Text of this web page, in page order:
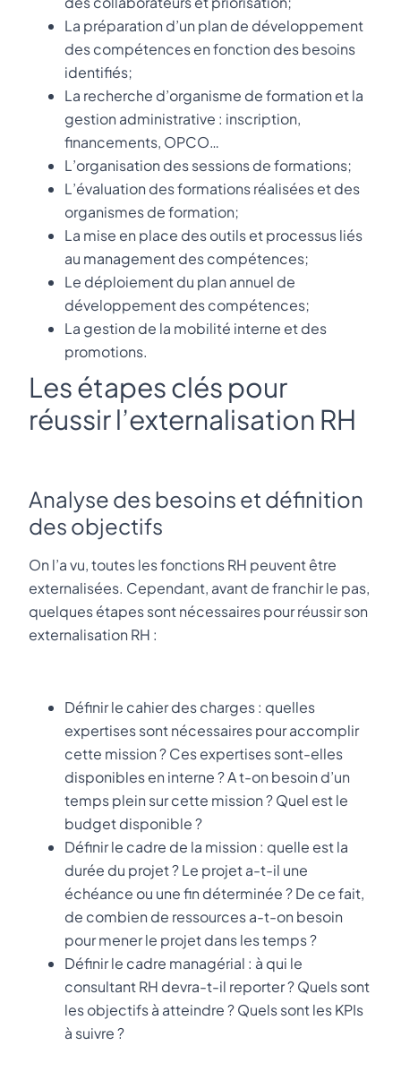
La préparation d’un plan de développement
des compétences en fonction des besoins
identifiés;
La recherche d’organisme de formation et la
gestion administrative : inscription,
financements, OPCO…
L’organisation des sessions de formations;
L’évaluation des formations réalisées et des
organismes de formation;
La mise en place des outils et processus liés
au management des compétences;
Le déploiement du plan annuel de
développement des compétences;
La gestion de la mobilité interne et des
promotions.
Les étapes clés pour
réussir l’externalisation RH
Analyse des besoins et définition
des objectifs
On l’a vu, toutes les fonctions RH peuvent être
externalisées. Cependant, avant de franchir le pas,
quelques étapes sont nécessaires pour réussir son
externalisation RH :
Définir le cahier des charges : quelles
expertises sont nécessaires pour accomplir
cette mission ? Ces expertises sont-elles
disponibles en interne ? A t-on besoin d’un
temps plein sur cette mission ? Quel est le
budget disponible ?
Définir le cadre de la mission : quelle est la
durée du projet ? Le projet a-t-il une
échéance ou une fin déterminée ? De ce fait,
de combien de ressources a-t-on besoin
pour mener le projet dans les temps ?
Définir le cadre managérial : à qui le
consultant RH devra-t-il reporter ? Quels sont
les objectifs à atteindre ? Quels sont les KPIs
à suivre ?